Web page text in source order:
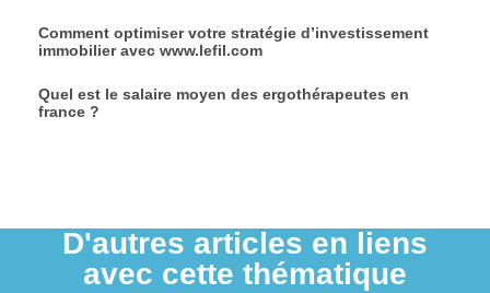
Comment optimiser votre stratégie d’investissement
immobilier avec www.lefil.com
Quel est le salaire moyen des ergothérapeutes en
france ?
D'autres articles en liens
avec cette thématique